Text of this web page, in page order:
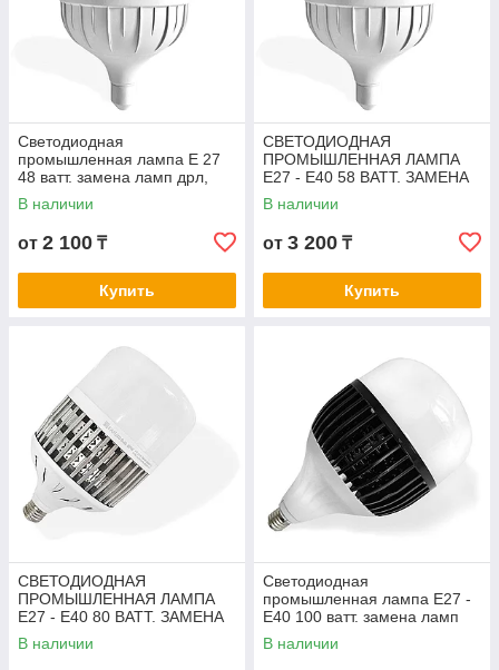
Светодиодная
промышленная лампа Е 27
48 ватт. замена ламп дрл,
днат. led лампа e27-e40 48 w.
В наличии
от 2 100 ₸
Купить
СВЕТОДИОДНАЯ
ПРОМЫШЛЕННАЯ ЛАМПА
E27 - E40 58 ВАТТ. ЗАМЕНА
ЛАМП ДРЛ, ДНАТ. LED
ЛАМПА E27-E40 58W.
В наличии
от 3 200 ₸
Купить
СВЕТОДИОДНАЯ
ПРОМЫШЛЕННАЯ ЛАМПА
E27 - E40 80 ВАТТ. ЗАМЕНА
ЛАМП ДРЛ, ДНАТ. LED
ЛАМПА E27-E40 80 W.
В наличии
Светодиодная
промышленная лампа Е27 -
Е40 100 ватт. замена ламп
дрл, днат. led лампа e27-e40
100 w.
В наличии